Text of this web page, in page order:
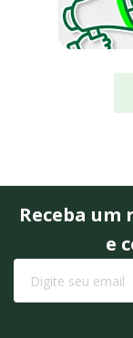
Receba um
e